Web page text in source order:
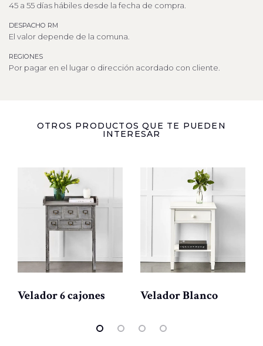
45 a 55 días hábiles desde la fecha de compra.
DESPACHO RM
El valor depende de la comuna.
REGIONES
Por pagar en el lugar o dirección acordado con cliente.
OTROS PRODUCTOS QUE TE PUEDEN
INTERESAR
Velador 6 cajones Velador Blanco